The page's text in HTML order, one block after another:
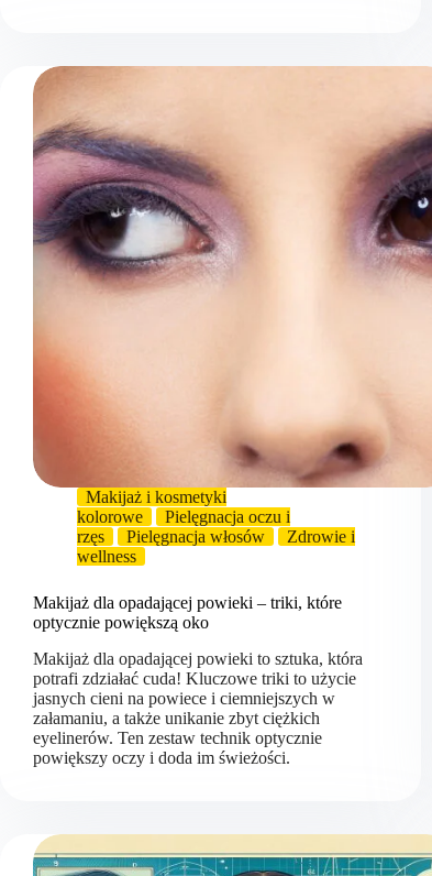
Makijaż i kosmetyki
kolorowe
Pielęgnacja oczu i
rzęs
Pielęgnacja włosów
Zdrowie i
wellness
Makijaż dla opadającej powieki – triki, które
optycznie powiększą oko
Makijaż dla opadającej powieki to sztuka, która
potrafi zdziałać cuda! Kluczowe triki to użycie
jasnych cieni na powiece i ciemniejszych w
załamaniu, a także unikanie zbyt ciężkich
eyelinerów. Ten zestaw technik optycznie
powiększy oczy i doda im świeżości.